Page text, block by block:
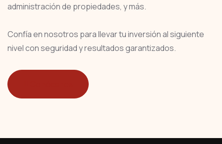
administración de propiedades, y más.
Confía en nosotros para llevar tu inversión al siguiente
nivel con seguridad y resultados garantizados.